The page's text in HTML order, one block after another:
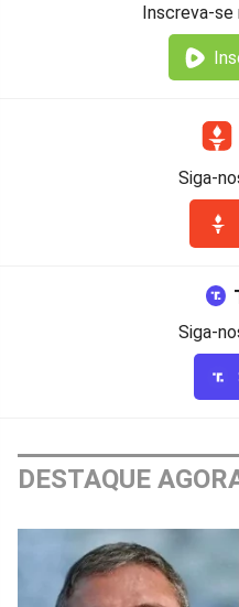
Inscreva-se
Siga-
Siga-
DESTAQUE